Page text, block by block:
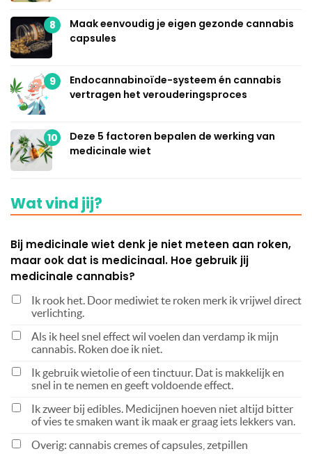
8
Maak eenvoudig je eigen gezonde cannabis
capsules
9
Endocannabinoïde-systeem én cannabis
vertragen het verouderingsproces
10
Deze 5 factoren bepalen de werking van
medicinale wiet
Wat vind jij?
Bij medicinale wiet denk je niet meteen aan roken,
maar ook dat is medicinaal. Hoe gebruik jij
medicinale cannabis?
Ik rook het. Door mediwiet te roken merk ik vrijwel direct
verlichting.
Als ik heel snel effect wil voelen dan verdamp ik mijn
cannabis. Roken doe ik niet.
Ik gebruik wietolie of een tinctuur. Dat is makkelijk en
snel in te nemen en geeft voldoende effect.
Ik zweer bij edibles. Medicijnen hoeven niet altijd bitter
of vies te smaken want ik maak er graag iets lekkers van.
Overig: cannabis cremes of capsules, zetpillen